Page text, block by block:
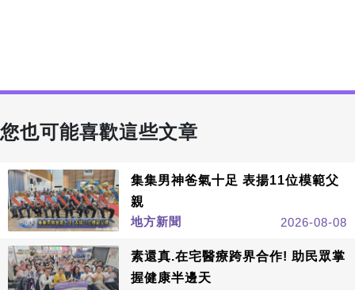
您也可能喜歡這些文章
集集男神爸氣十足 表揚11位模範父
親
地方新聞
2026-08-08
素還真.在宅醫療跨界合作! 助民眾掌
握健康半邊天